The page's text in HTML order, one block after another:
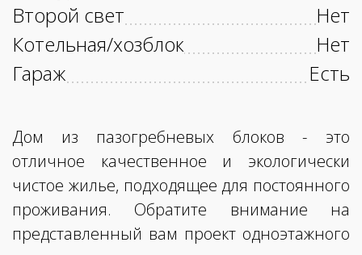
Второй свет
Нет
Котельная/хозблок
Нет
Гараж
Есть
Дом из пазогребневых блоков - это
отличное качественное и экологически
чистое жилье, подходящее для постоянного
проживания. Обратите внимание на
представленный вам проект одноэтажного